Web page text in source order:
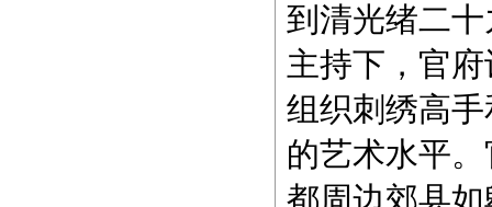
到清光绪二
主持下，官
组织刺绣高
的艺术水平
都周边郊县